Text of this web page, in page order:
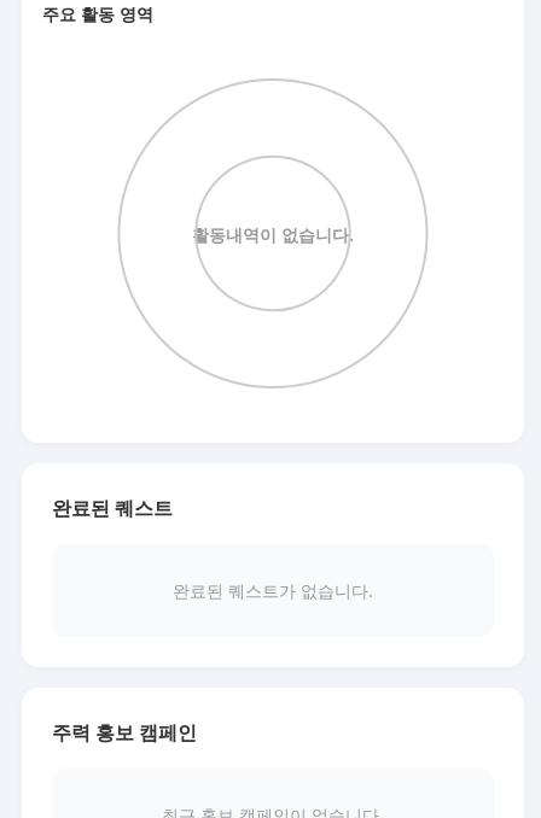
주요 활동 영역
완료된 퀘스트
완료된 퀘스트가 없습니다.
주력 홍보 캠페인